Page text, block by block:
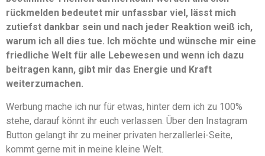
rückmelden bedeutet mir unfassbar viel, lässt mich
zutiefst dankbar sein und nach jeder Reaktion weiß ich,
warum ich all dies tue. Ich möchte und wünsche mir eine
friedliche Welt für alle Lebewesen und wenn ich dazu
beitragen kann, gibt mir das Energie und Kraft
weiterzumachen.
Werbung mache ich nur für etwas, hinter dem ich zu 100%
stehe, darauf könnt ihr euch verlassen. Über den Instagram
Button gelangt ihr zu meiner privaten herzallerlei-Seite,
kommt gerne mit in meine kleine Welt.